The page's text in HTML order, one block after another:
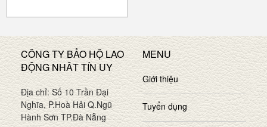
CÔNG TY BẢO HỘ LAO
ĐỘNG NHÂT TÍN UY
Địa chỉ: Số 10 Trần Đại
Nghĩa, P.Hoà Hải Q.Ngũ
Hành Sơn TP.Đà Nẵng
MENU
Giới thiệu
Tuyển dụng